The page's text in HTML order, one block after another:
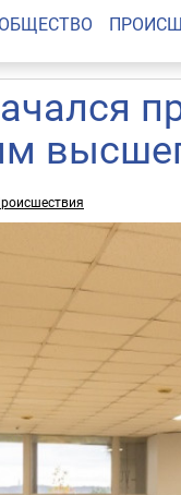
ОБЩЕСТВО